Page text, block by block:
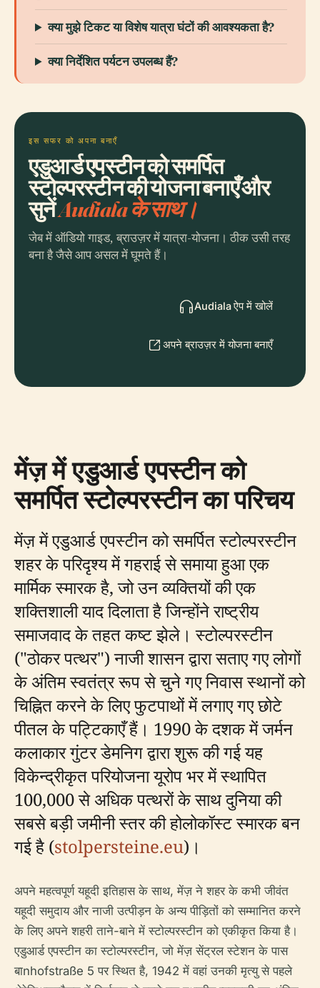
क्या मुझे टिकट या विशेष यात्रा घंटों की आवश्यकता है?
क्या निर्देशित पर्यटन उपलब्ध हैं?
इस सफर को अपना बनाएँ
एडुआर्ड एपस्टीन को समर्पित
स्टोल्परस्टीन की योजना बनाएँ और
सुनेंAudiala के साथ।
जेब में ऑडियो गाइड, ब्राउज़र में यात्रा-योजना। ठीक उसी तरह
बना है जैसे आप असल में घूमते हैं।
Audiala ऐप में खोलें
अपने ब्राउज़र में योजना बनाएँ
मेंज़ में एडुआर्ड एपस्टीन को
समर्पित स्टोल्परस्टीन का परिचय
मेंज़ में एडुआर्ड एपस्टीन को समर्पित स्टोल्परस्टीन
शहर के परिदृश्य में गहराई से समाया हुआ एक
मार्मिक स्मारक है, जो उन व्यक्तियों की एक
शक्तिशाली याद दिलाता है जिन्होंने राष्ट्रीय
समाजवाद के तहत कष्ट झेले। स्टोल्परस्टीन
("ठोकर पत्थर") नाजी शासन द्वारा सताए गए लोगों
के अंतिम स्वतंत्र रूप से चुने गए निवास स्थानों को
चिह्नित करने के लिए फुटपाथों में लगाए गए छोटे
पीतल के पट्टिकाएँ हैं। 1990 के दशक में जर्मन
कलाकार गुंटर डेमनिग द्वारा शुरू की गई यह
विकेन्द्रीकृत परियोजना यूरोप भर में स्थापित
100,000 से अधिक पत्थरों के साथ दुनिया की
सबसे बड़ी जमीनी स्तर की होलोकॉस्ट स्मारक बन
गई है (stolpersteine.eu)।
अपने महत्वपूर्ण यहूदी इतिहास के साथ, मेंज़ ने शहर के कभी जीवंत
यहूदी समुदाय और नाजी उत्पीड़न के अन्य पीड़ितों को सम्मानित करने
के लिए अपने शहरी ताने-बाने में स्टोल्परस्टीन को एकीकृत किया है।
एडुआर्ड एपस्टीन का स्टोल्परस्टीन, जो मेंज़ सेंट्रल स्टेशन के पास
बाnhofstraße 5 पर स्थित है, 1942 में वहां उनकी मृत्यु से पहले